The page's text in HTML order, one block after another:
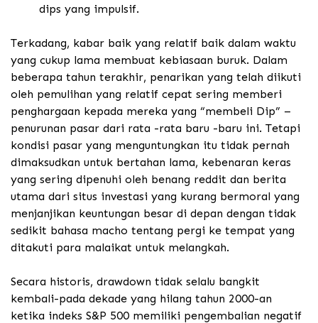
dips yang impulsif.
Terkadang, kabar baik yang relatif baik dalam waktu
yang cukup lama membuat kebiasaan buruk. Dalam
beberapa tahun terakhir, penarikan yang telah diikuti
oleh pemulihan yang relatif cepat sering memberi
penghargaan kepada mereka yang “membeli Dip” –
penurunan pasar dari rata -rata baru -baru ini. Tetapi
kondisi pasar yang menguntungkan itu tidak pernah
dimaksudkan untuk bertahan lama, kebenaran keras
yang sering dipenuhi oleh benang reddit dan berita
utama dari situs investasi yang kurang bermoral yang
menjanjikan keuntungan besar di depan dengan tidak
sedikit bahasa macho tentang pergi ke tempat yang
ditakuti para malaikat untuk melangkah.
Secara historis, drawdown tidak selalu bangkit
kembali-pada dekade yang hilang tahun 2000-an
ketika indeks S&P 500 memiliki pengembalian negatif